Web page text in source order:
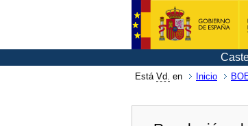
Está Vd. en Inicio